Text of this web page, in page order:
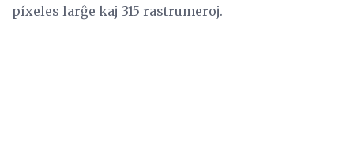
píxeles larĝe kaj 315 rastrumeroj.